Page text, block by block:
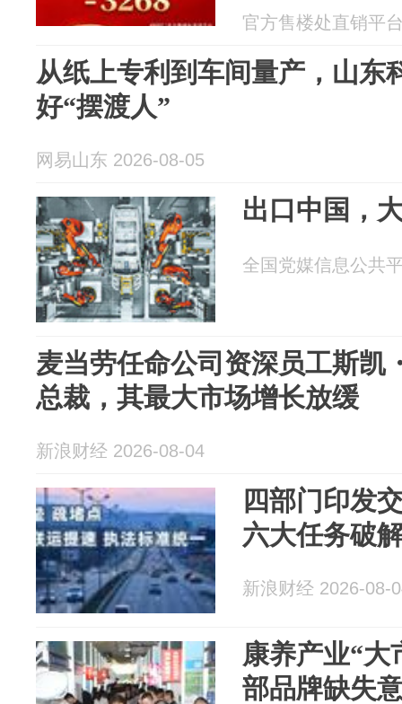
在发售
官方售楼处直销平
从纸上专利到车间量产，山东
好“摆渡人”
网易山东 2026-08-05
出口中国，
全国党媒信息公共
麦当劳任命公司资深员工斯凯
总裁，其最大市场增长放缓
新浪财经 2026-08-04
四部门印发
六大任务破
新浪财经 2026-08-
康养产业“大
部品牌缺失